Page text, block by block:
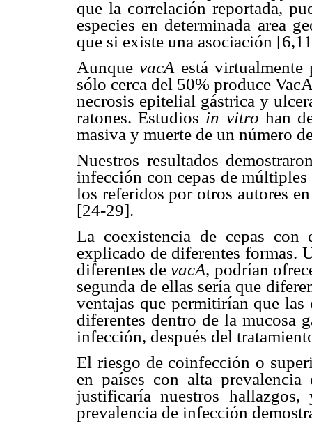
que la correlación reportada,
especies en determinada area
que si existe una asociación
AunquevacA está virtualmente
sólo cerca del 50% produce
necrosis epitelial gástrica y
ratones. Estudios in vitro han
masiva y muerte de un número
Nuestros resultados
infección con cepas de
los referidos por otros autores
[24-29].
La coexistencia de cepas
explicado de diferentes formas.
diferentes devacA, podrían
segunda de ellas sería que
ventajas que permitirían que
diferentes dentro de la mucosa
infección, después del
El riesgo de coinfección o
en países con alta
justificaría nuestros
prevalencia de infección